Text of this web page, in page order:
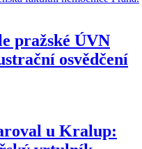
pražské ÚVN
osvědčení
u Kralup: